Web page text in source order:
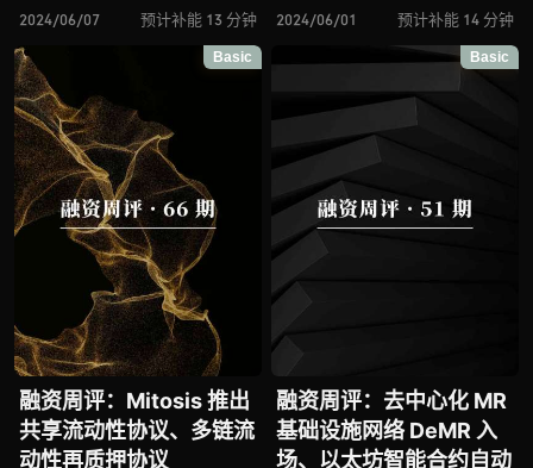
Mint 推出面向于 NFT 赛
道的以太坊 L2 网络、基
于 FHE 的以太坊 Layer2
网络 Fhenix 再获融资、
AI 和 DePIN 增强区块链
网络 Glacier Network …
2024/06/07 预计补能 13 分钟
Factory 将区块奖励分配
给生态建设者、
SocialFi 赛道、模块化算
力层和 ZK-RaaS 平台
Lumoz 再获融资、区块
链节点管理平台
NodeOps …
2024/06/01 预计补能 14 分钟
Basic
融资周评：Mitosis 推出
共享流动性协议、多链流
动性再质押协议
Basic
融资周评：去中心化 MR
基础设施网络 DeMR 入
场、以太坊智能合约自动